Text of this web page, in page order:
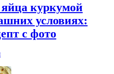
куркумой
условиях:
с фото